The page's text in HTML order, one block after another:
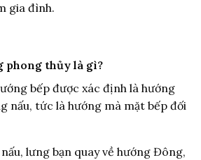
gia đình.
phong thủy là gì?
bếp được xác định là hướng
nấu, tức là hướng mà mặt bếp đối
lưng bạn quay về hướng Đông,